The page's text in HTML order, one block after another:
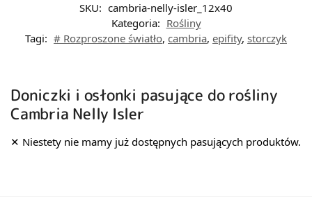
SKU: cambria-nelly-isler_12x40
Kategoria: Rośliny
Tagi: # Rozproszone światło, cambria, epifity, storczyk
Doniczki i osłonki pasujące do rośliny
Cambria Nelly Isler